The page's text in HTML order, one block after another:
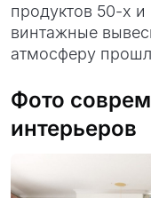
продуктов 50-х
винтажные
атмосферу
Фото
интерьеров